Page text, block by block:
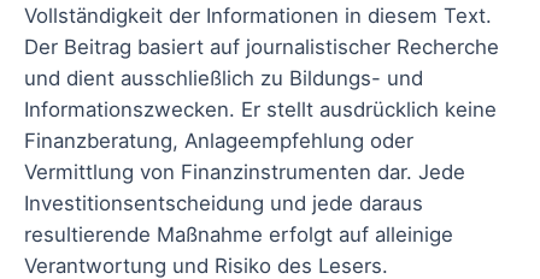
Vollständigkeit der Informationen in diesem Text.
Der Beitrag basiert auf journalistischer Recherche
und dient ausschließlich zu Bildungs- und
Informationszwecken. Er stellt ausdrücklich keine
Finanzberatung, Anlageempfehlung oder
Vermittlung von Finanzinstrumenten dar. Jede
Investitionsentscheidung und jede daraus
resultierende Maßnahme erfolgt auf alleinige
Verantwortung und Risiko des Lesers.